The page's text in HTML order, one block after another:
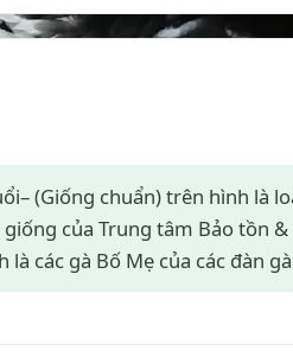
(Giống chuẩn) trên hình là
của Trung tâm Bảo tồn
các gà Bố Mẹ của các đàn